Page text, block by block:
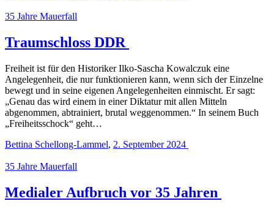
35 Jahre Mauerfall
Traumschloss DDR
Freiheit ist für den Historiker Ilko-Sascha Kowalczuk eine
Angelegenheit, die nur funktionieren kann, wenn sich der Einzelne
bewegt und in seine eigenen Angelegenheiten einmischt. Er sagt:
„Genau das wird einem in einer Diktatur mit allen Mitteln
abgenommen, abtrainiert, brutal weggenommen.“ In seinem Buch
„Freiheitsschock“ geht…
Bettina Schellong-Lammel, 2. September 2024
35 Jahre Mauerfall
Medialer Aufbruch vor 35 Jahren